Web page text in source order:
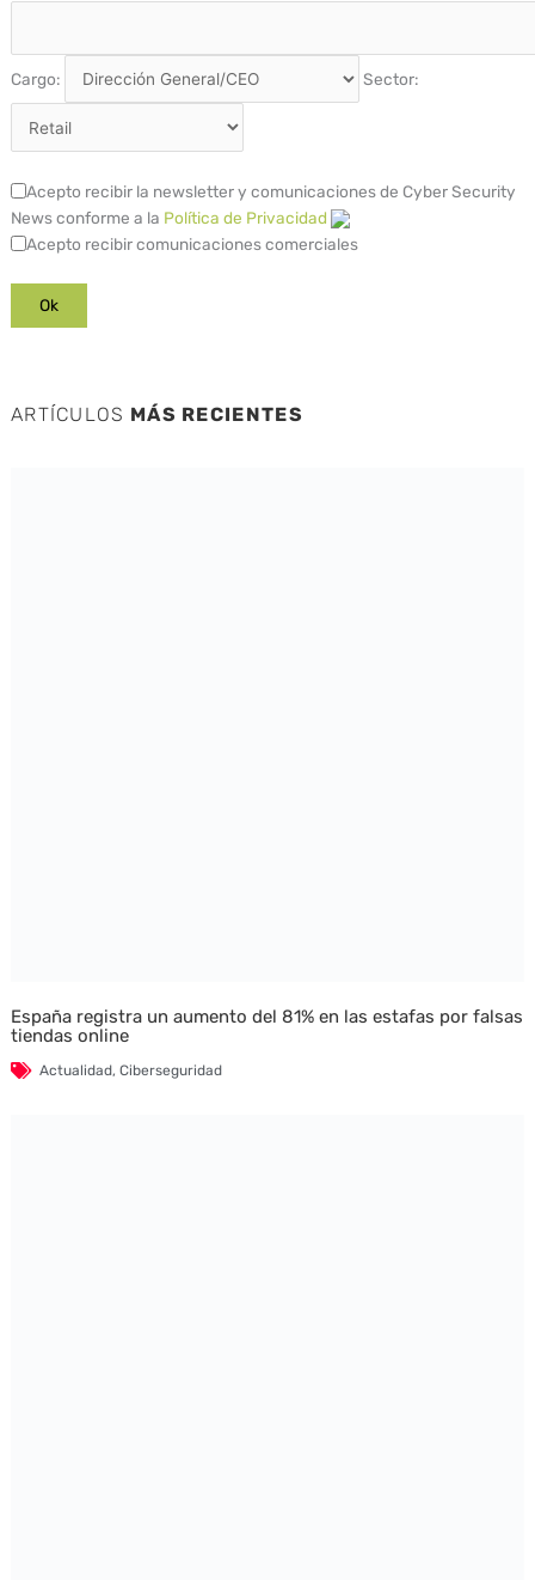
Cargo: Sector:
Acepto recibir la newsletter y comunicaciones de Cyber Security
News conforme a la Política de Privacidad
Acepto recibir comunicaciones comerciales
ARTÍCULOS MÁS RECIENTES
España registra un aumento del 81% en las estafas por falsas
tiendas online
Actualidad, Ciberseguridad